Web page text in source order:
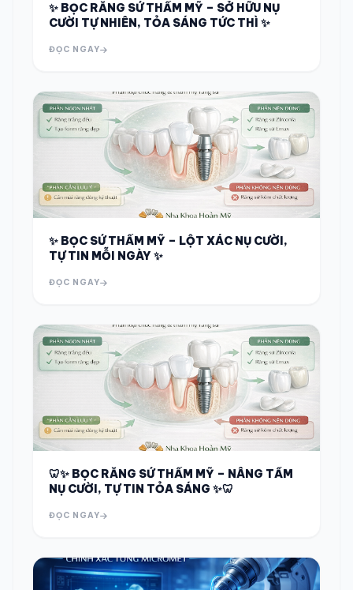
✨ BỌC RĂNG SỨ THẨM MỸ – SỞ HỮU NỤ
CƯỜI TỰ NHIÊN, TỎA SÁNG TỨC THÌ ✨
ĐỌC NGAY
✨ BỌC SỨ THẨM MỸ – LỘT XÁC NỤ CƯỜI,
TỰ TIN MỖI NGÀY ✨
ĐỌC NGAY
🦷✨ BỌC RĂNG SỨ THẨM MỸ – NÂNG TẦM
NỤ CƯỜI, TỰ TIN TỎA SÁNG ✨🦷
ĐỌC NGAY